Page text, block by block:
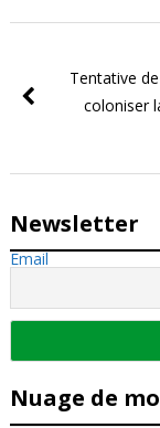
Tentative
coloniser
Newsletter
Email
Nuage de